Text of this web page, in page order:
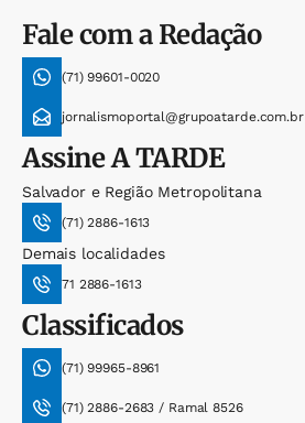
Fale com a Redação
(71) 99601-0020
jornalismoportal@grupoatarde.com.br
AssineA TARDE
Salvador e Região Metropolitana
(71) 2886-1613
Demais localidades
71 2886-1613
Classificados
(71) 99965-8961
(71) 2886-2683 / Ramal 8526